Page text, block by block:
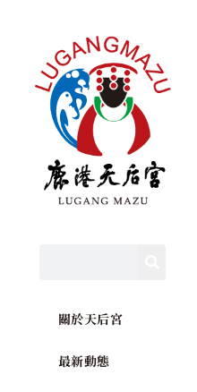
關於天后宮
最新動態